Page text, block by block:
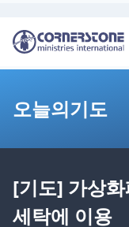
오늘의기도
[기도] 가상
세탁에 이용